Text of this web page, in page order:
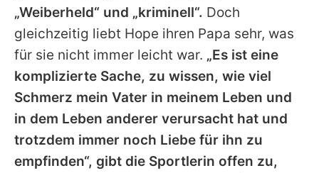
„Weiberheld“ und „kriminell“. Doch
gleichzeitig liebt Hope ihren Papa sehr, was
für sie nicht immer leicht war. „Es ist eine
komplizierte Sache, zu wissen, wie viel
Schmerz mein Vater in meinem Leben und
in dem Leben anderer verursacht hat und
trotzdem immer noch Liebe für ihn zu
empfinden“, gibt die Sportlerin offen zu,